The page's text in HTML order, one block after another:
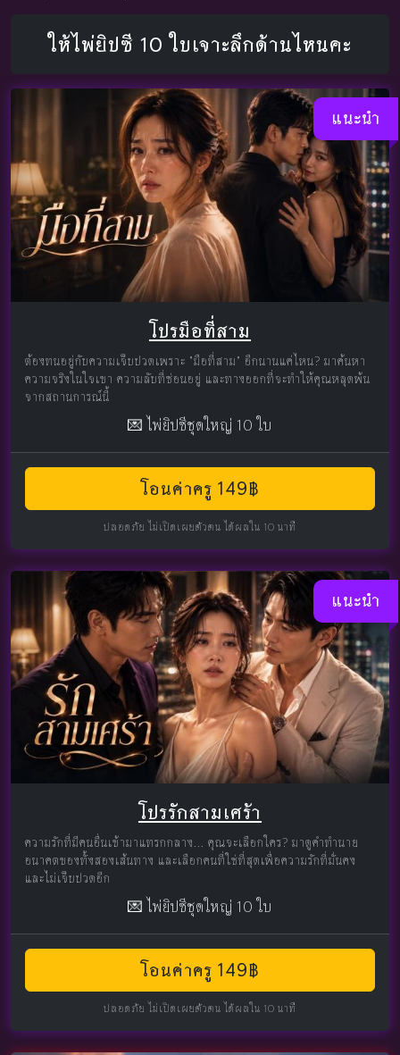
ให้ไพ่ยิปซี 10 ใบเจาะลึกด้านไหนคะ
แนะนำ
โปรมือที่สาม
ต้องทนอยู่กับความเจ็บปวดเพราะ "มือที่สาม" อีกนานแค่ไหน? มาค้นหา
ความจริงในใจเขา ความลับที่ซ่อนอยู่ และทางออกที่จะทำให้คุณหลุดพ้น
จากสถานการณ์นี้
💌 ไพ่ยิปซีชุดใหญ่ 10 ใบ
โอนค่าครู 149฿
ปลอดภัย ไม่เปิดเผยตัวตน ได้ผลใน 10 นาที
แนะนำ
โปรรักสามเศร้า
ความรักที่มีคนอื่นเข้ามาแทรกกลาง... คุณจะเลือกใคร? มาดูคำทำนาย
อนาคตของทั้งสองเส้นทาง และเลือกคนที่ใช่ที่สุดเพื่อความรักที่มั่นคง
และไม่เจ็บปวดอีก
💌 ไพ่ยิปซีชุดใหญ่ 10 ใบ
โอนค่าครู 149฿
ปลอดภัย ไม่เปิดเผยตัวตน ได้ผลใน 10 นาที